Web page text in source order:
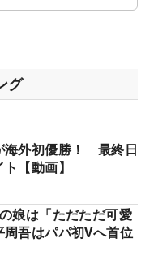
グ
海外初優勝！ 最終日
【動画】
娘は「ただただ可愛
吾はパパ初Vへ首位